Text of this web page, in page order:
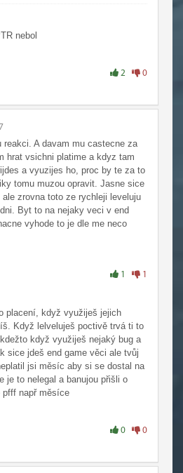
nebol
2 0
reakci. A davam mu castecne za
hrat vsichni platime a kdyz tam
a vyuzijes ho, proc by te za to
tomu muzou opravit. Jasne sice
zrovna toto ze rychleji leveluju
Byt to na nejaky veci v end
vyhode to je dle me neco
1 1
placení, když využiješ jejich
Když lelveluješ poctivě trvá ti to
když využiješ nejaký bug a
sice jdeš end game věci ale tvůj
jsi měsíc aby si se dostal na
je to nelegal a banujou přišli o
pfff např měsíce
0 0